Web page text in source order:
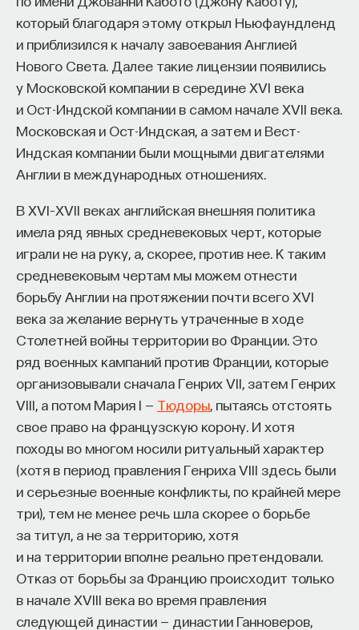
который благодаря этому открыл Ньюфаундленд
и приблизился к началу завоевания Англией
Нового Света. Далее такие лицензии появились
у Московской компании в середине XVI века
и Ост-Индской компании в самом начале XVII века.
Московская и Ост-Индская, а затем и Вест-
Индская компании были мощными двигателями
Англии в международных отношениях.
В XVI–XVII веках английская внешняя политика
имела ряд явных средневековых черт, которые
играли не на руку, а, скорее, против нее. К таким
средневековым чертам мы можем отнести
борьбу Англии на протяжении почти всего XVI
века за желание вернуть утраченные в ходе
Столетней войны территории во Франции. Это
ряд военных кампаний против Франции, которые
организовывали сначала Генрих VII, затем Генрих
VIII, а потом Мария I — Тюдоры , пытаясь отстоять
свое право на французскую корону. И хотя
походы во многом носили ритуальный характер
(хотя в период правления Генриха VIII здесь были
и серьезные военные конфликты, по крайней мере
три), тем не менее речь шла скорее о борьбе
за титул, а не за территорию, хотя
и на территории вполне реально претендовали.
Отказ от борьбы за Францию происходит только
в начале XVIII века во время правления
следующей династии — династии Ганноверов,